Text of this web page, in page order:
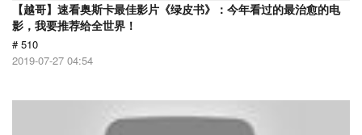
【越哥】速看奥斯卡最佳影片《绿皮书》：今年看过的最治愈的电
影，我要推荐给全世界！
# 510
2019-07-27 04:54